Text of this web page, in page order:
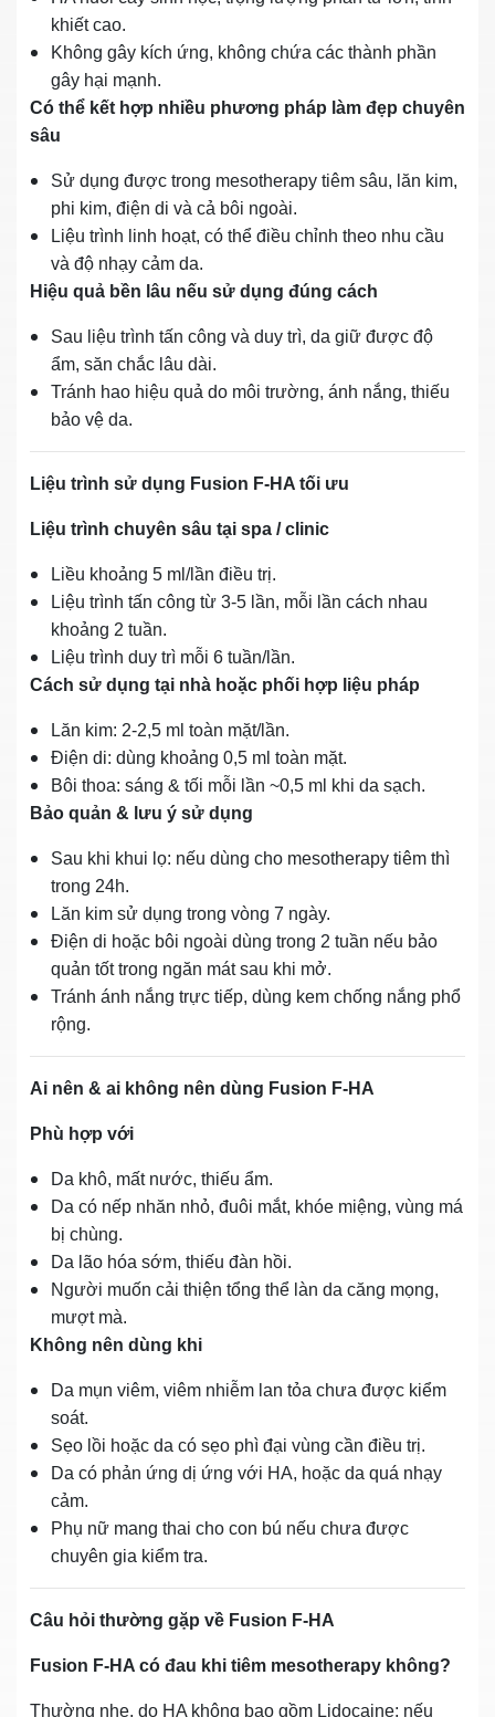
khiết cao.
Không gây kích ứng, không chứa các thành phần
gây hại mạnh.
Có thể kết hợp nhiều phương pháp làm đẹp chuyên
sâu
Sử dụng được trong mesotherapy tiêm sâu, lăn kim,
phi kim, điện di và cả bôi ngoài.
Liệu trình linh hoạt, có thể điều chỉnh theo nhu cầu
và độ nhạy cảm da.
Hiệu quả bền lâu nếu sử dụng đúng cách
Sau liệu trình tấn công và duy trì, da giữ được độ
ẩm, săn chắc lâu dài.
Tránh hao hiệu quả do môi trường, ánh nắng, thiếu
bảo vệ da.
Liệu trình sử dụng Fusion F‑HA tối ưu
Liệu trình chuyên sâu tại spa / clinic
Liều khoảng 5 ml/lần điều trị.
Liệu trình tấn công từ 3‑5 lần, mỗi lần cách nhau
khoảng 2 tuần.
Liệu trình duy trì mỗi 6 tuần/lần.
Cách sử dụng tại nhà hoặc phối hợp liệu pháp
Lăn kim: 2‑2,5 ml toàn mặt/lần.
Điện di: dùng khoảng 0,5 ml toàn mặt.
Bôi thoa: sáng & tối mỗi lần ~0,5 ml khi da sạch.
Bảo quản & lưu ý sử dụng
Sau khi khui lọ: nếu dùng cho mesotherapy tiêm thì
trong 24h.
Lăn kim sử dụng trong vòng 7 ngày.
Điện di hoặc bôi ngoài dùng trong 2 tuần nếu bảo
quản tốt trong ngăn mát sau khi mở.
Tránh ánh nắng trực tiếp, dùng kem chống nắng phổ
rộng.
Ai nên & ai không nên dùng Fusion F‑HA
Phù hợp với
Da khô, mất nước, thiếu ẩm.
Da có nếp nhăn nhỏ, đuôi mắt, khóe miệng, vùng má
bị chùng.
Da lão hóa sớm, thiếu đàn hồi.
Người muốn cải thiện tổng thể làn da căng mọng,
mượt mà.
Không nên dùng khi
Da mụn viêm, viêm nhiễm lan tỏa chưa được kiểm
soát.
Sẹo lồi hoặc da có sẹo phì đại vùng cần điều trị.
Da có phản ứng dị ứng với HA, hoặc da quá nhạy
cảm.
Phụ nữ mang thai cho con bú nếu chưa được
chuyên gia kiểm tra.
Câu hỏi thường gặp về Fusion F‑HA
Fusion F‑HA có đau khi tiêm mesotherapy không?
Thường nhẹ, do HA không bao gồm Lidocaine; nếu